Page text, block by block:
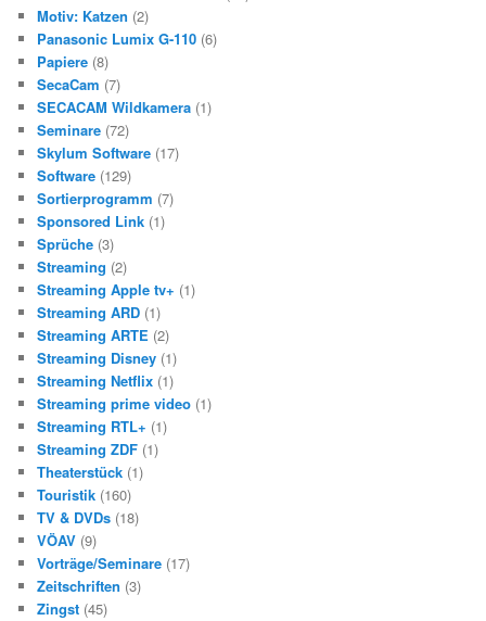
Motiv: Katzen (2)
Panasonic Lumix G-110 (6)
Papiere (8)
SecaCam (7)
SECACAM Wildkamera (1)
Seminare (72)
Skylum Software (17)
Software (129)
Sortierprogramm (7)
Sponsored Link (1)
Sprüche (3)
Streaming (2)
Streaming Apple tv+ (1)
Streaming ARD (1)
Streaming ARTE (2)
Streaming Disney (1)
Streaming Netflix (1)
Streaming prime video (1)
Streaming RTL+ (1)
Streaming ZDF (1)
Theaterstück (1)
Touristik (160)
TV & DVDs (18)
VÖAV (9)
Vorträge/Seminare (17)
Zeitschriften (3)
Zingst (45)